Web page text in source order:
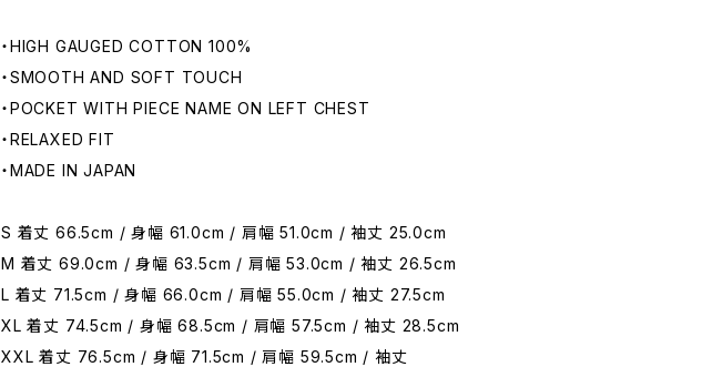
・HIGH GAUGED COTTON 100%
・SMOOTH AND SOFT TOUCH
・POCKET WITH PIECE NAME ON LEFT CHEST
・RELAXED FIT
・MADE IN JAPAN
S 着丈 66.5cm / 身幅 61.0cm / 肩幅 51.0cm / 袖丈 25.0cm
M 着丈 69.0cm / 身幅 63.5cm / 肩幅 53.0cm / 袖丈 26.5cm
L 着丈 71.5cm / 身幅 66.0cm / 肩幅 55.0cm / 袖丈 27.5cm
XL 着丈 74.5cm / 身幅 68.5cm / 肩幅 57.5cm / 袖丈 28.5cm
XXL 着丈 76.5cm / 身幅 71.5cm / 肩幅 59.5cm / 袖丈